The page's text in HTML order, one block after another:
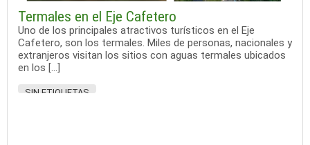
Termales en el Eje Cafetero
Uno de los principales atractivos turísticos en el Eje
Cafetero, son los termales. Miles de personas, nacionales y
extranjeros visitan los sitios con aguas termales ubicados
en los […]
SIN ETIQUETAS